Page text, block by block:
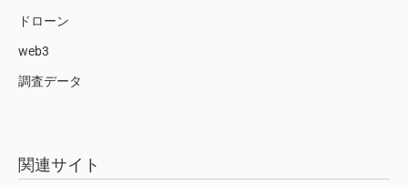
ドローン
web3
調査データ
関連サイト